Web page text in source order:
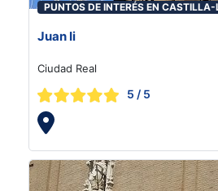
PUNTOS DE INTERÉS EN
Juan Ii
Ciudad Real
5 / 5